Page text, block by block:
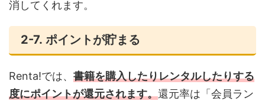
消してくれます。
2-7. ポイントが貯まる
Renta!では、 書籍を購入したりレンタルしたりする
度にポイントが還元されます。還元率は「会員ラン